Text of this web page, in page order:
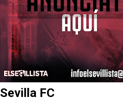
Sevilla FC